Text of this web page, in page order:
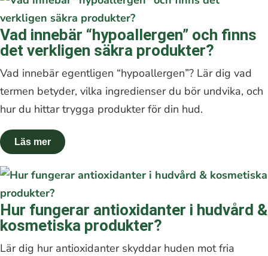
Vad innebär “hypoallergen” och finns
det verkligen säkra produkter?
Vad innebär egentligen “hypoallergen”? Lär dig vad
termen betyder, vilka ingredienser du bör undvika, och
hur du hittar trygga produkter för din hud.
Hur fungerar antioxidanter i hudvård &
kosmetiska produkter?
Lär dig hur antioxidanter skyddar huden mot fria